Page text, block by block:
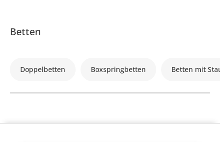
Betten
Doppelbetten Boxspringbetten Betten mit